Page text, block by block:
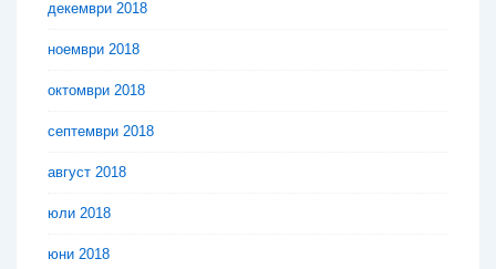
декември 2018
ноември 2018
октомври 2018
септември 2018
август 2018
юли 2018
юни 2018